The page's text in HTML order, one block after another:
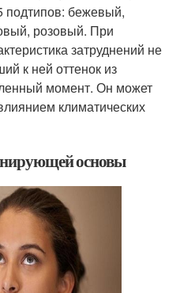
подтипов: бежевый,
розовый. При
затруднений не
к ней оттенок из
момент. Он может
климатических
основы